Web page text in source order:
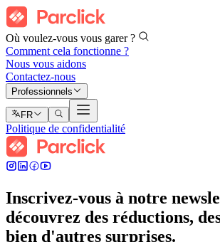
Où voulez-vous vous garer ?
Comment cela fonctionne ?
Nous vous aidons
Contactez-nous
Professionnels
FR
Politique de confidentialité
Inscrivez-vous à notre
découvrez des réductions,
bien d'autres surprises.